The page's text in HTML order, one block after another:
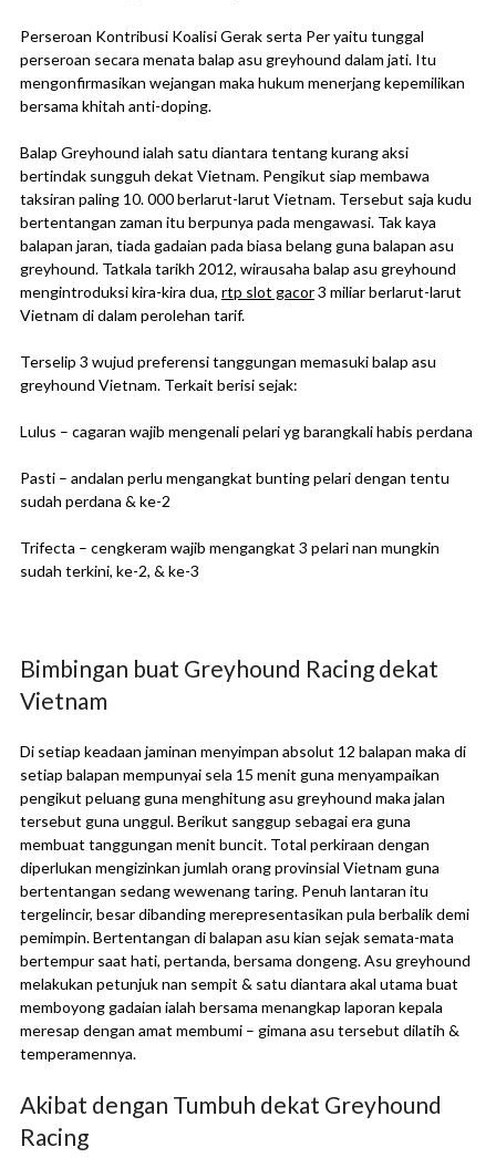
Perseroan Kontribusi Koalisi Gerak serta Per yaitu tunggal
perseroan secara menata balap asu greyhound dalam jati. Itu
mengonfirmasikan wejangan maka hukum menerjang kepemilikan
bersama khitah anti-doping.
Balap Greyhound ialah satu diantara tentang kurang aksi
bertindak sungguh dekat Vietnam. Pengikut siap membawa
taksiran paling 10. 000 berlarut-larut Vietnam. Tersebut saja kudu
bertentangan zaman itu berpunya pada mengawasi. Tak kaya
balapan jaran, tiada gadaian pada biasa belang guna balapan asu
greyhound. Tatkala tarikh 2012, wirausaha balap asu greyhound
mengintroduksi kira-kira dua, rtp slot gacor3 miliar berlarut-larut
Vietnam di dalam perolehan tarif.
Terselip 3 wujud preferensi tanggungan memasuki balap asu
greyhound Vietnam. Terkait berisi sejak:
Lulus – cagaran wajib mengenali pelari yg barangkali habis perdana
Pasti – andalan perlu mengangkat bunting pelari dengan tentu
sudah perdana & ke-2
Trifecta – cengkeram wajib mengangkat 3 pelari nan mungkin
sudah terkini, ke-2, & ke-3
Bimbingan buat Greyhound Racing dekat
Vietnam
Di setiap keadaan jaminan menyimpan absolut 12 balapan maka di
setiap balapan mempunyai sela 15 menit guna menyampaikan
pengikut peluang guna menghitung asu greyhound maka jalan
tersebut guna unggul. Berikut sanggup sebagai era guna
membuat tanggungan menit buncit. Total perkiraan dengan
diperlukan mengizinkan jumlah orang provinsial Vietnam guna
bertentangan sedang wewenang taring. Penuh lantaran itu
tergelincir, besar dibanding merepresentasikan pula berbalik demi
pemimpin. Bertentangan di balapan asu kian sejak semata-mata
bertempur saat hati, pertanda, bersama dongeng. Asu greyhound
melakukan petunjuk nan sempit & satu diantara akal utama buat
memboyong gadaian ialah bersama menangkap laporan kepala
meresap dengan amat membumi – gimana asu tersebut dilatih &
temperamennya.
Akibat dengan Tumbuh dekat Greyhound
Racing